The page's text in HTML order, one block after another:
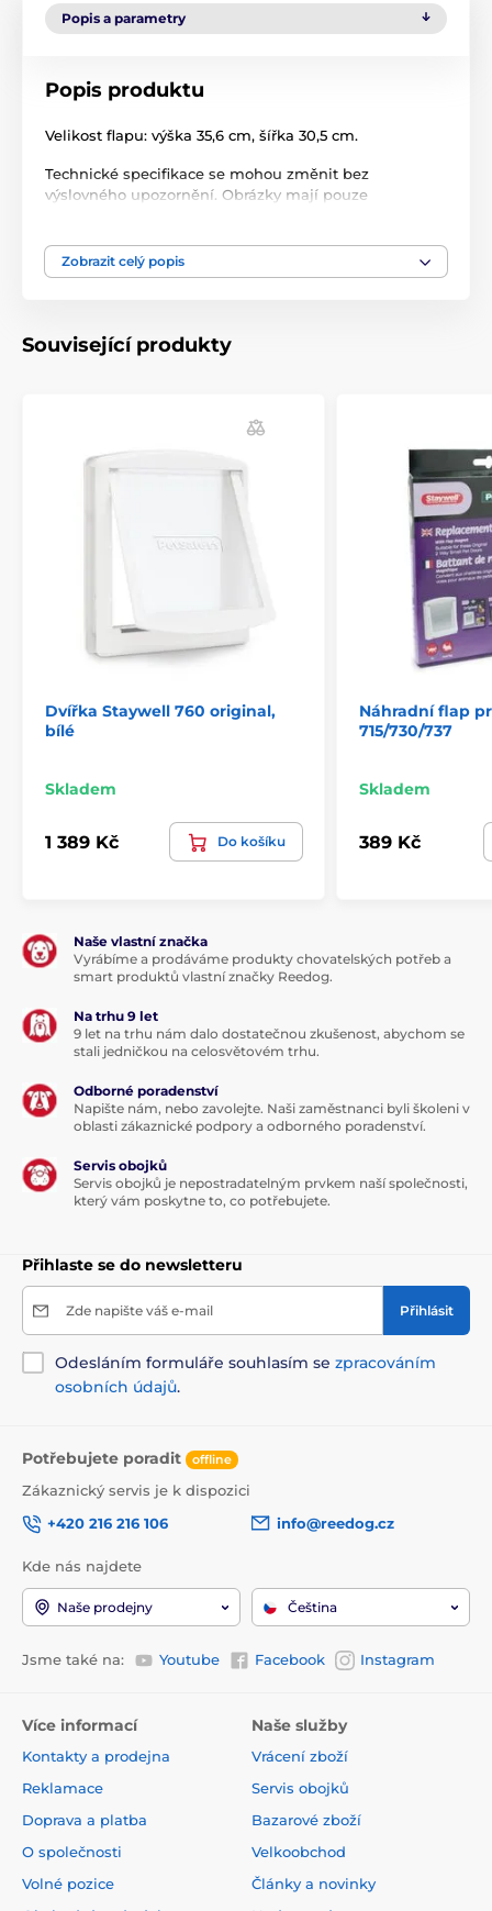
Popis a parametry
Popis produktu
Velikost flapu: výška 35,6 cm, šířka 30,5 cm.
Technické specifikace se mohou změnit bez
výslovného upozornění. Obrázky mají pouze
Příslušenství dvířka
Zobrazit celý popis
Související produkty
Dvířka Staywell 760 original,
bílé
Skladem
1 389 Kč Do košíku
Náhradní flap
715/730/737
Skladem
389 Kč
Naše vlastní značka
Vyrábíme a prodáváme produkty chovatelských potřeb a
smart produktů vlastní značky Reedog.
Na trhu 9 let
9 let na trhu nám dalo dostatečnou zkušenost, abychom se
stali jedničkou na celosvětovém trhu.
Odborné poradenství
Napište nám, nebo zavolejte. Naši zaměstnanci byli školeni v
oblasti zákaznické podpory a odborného poradenství.
Servis obojků
Servis obojků je nepostradatelným prvkem naší společnosti,
který vám poskytne to, co potřebujete.
Přihlaste se do newsletteru
Zde napište váš e-mail Přihlásit
Odesláním formuláře souhlasím se zpracováním
osobních údajů.
Potřebujete poradit offline
Zákaznický servis je k dispozici
+420 216 216 106
info@reedog.cz
Kde nás najdete
Naše prodejny Čeština
Jsme také na: Youtube Facebook Instagram
Více informací
Kontakty a prodejna
Reklamace
Doprava a platba
O společnosti
Volné pozice
Naše služby
Vrácení zboží
Servis obojků
Bazarové zboží
Velkoobchod
Články a novinky